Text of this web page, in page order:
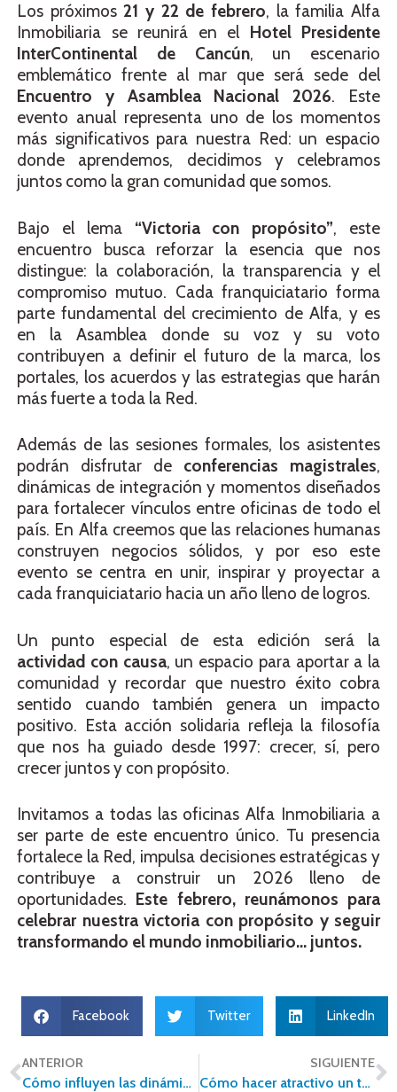
Los próximos21 y 22 de febrero, la familia Alfa
Inmobiliaria se reunirá en el Hotel Presidente
InterContinental de Cancún, un escenario
emblemático frente al mar que será sede del
Encuentro y Asamblea Nacional 2026. Este
evento anual representa uno de los momentos
más significativos para nuestra Red: un espacio
donde aprendemos, decidimos y celebramos
juntos como la gran comunidad que somos.
Bajo el lema “Victoria con propósito”, este
encuentro busca reforzar la esencia que nos
distingue: la colaboración, la transparencia y el
compromiso mutuo. Cada franquiciatario forma
parte fundamental del crecimiento de Alfa, y es
en la Asamblea donde su voz y su voto
contribuyen a definir el futuro de la marca, los
portales, los acuerdos y las estrategias que harán
más fuerte a toda la Red.
Además de las sesiones formales, los asistentes
podrán disfrutar de conferencias magistrales,
dinámicas de integración y momentos diseñados
para fortalecer vínculos entre oficinas de todo el
país. En Alfa creemos que las relaciones humanas
construyen negocios sólidos, y por eso este
evento se centra en unir, inspirar y proyectar a
cada franquiciatario hacia un año lleno de logros.
Un punto especial de esta edición será la
actividad con causa, un espacio para aportar a la
comunidad y recordar que nuestro éxito cobra
sentido cuando también genera un impacto
positivo. Esta acción solidaria refleja la filosofía
que nos ha guiado desde 1997: crecer, sí, pero
crecer juntos y con propósito.
Invitamos a todas las oficinas Alfa Inmobiliaria a
ser parte de este encuentro único. Tu presencia
fortalece la Red, impulsa decisiones estratégicas y
contribuye a construir un 2026 lleno de
oportunidades. Este febrero, reunámonos para
celebrar nuestra victoria con propósito y seguir
transformando el mundo inmobiliario… juntos.
Facebook Twitter LinkedIn
ANTERIOR
Cómo influyen las dinámicas familiares en el mercado inmobiliario
SIGUIENTE
Cómo hacer atractivo un terreno para su venta: claves para destacar un espacio sin construir